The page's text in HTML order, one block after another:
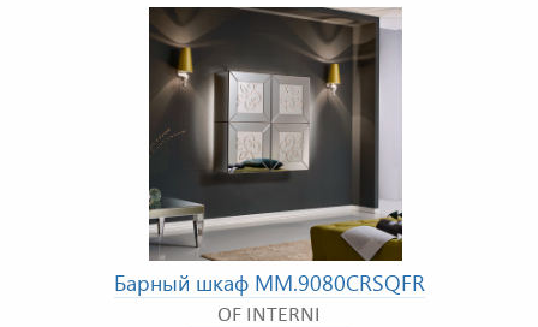
Барный шкаф MM.9080CRSQFR
OF INTERNI